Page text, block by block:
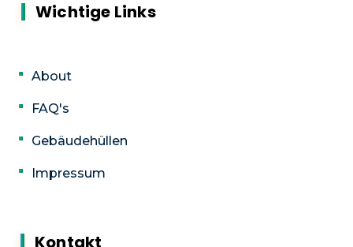
Wichtige Links
About
FAQ's
Gebäudehüllen
Impressum
Kontakt